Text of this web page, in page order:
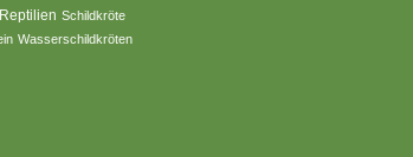
Reptilien Schildkröte
Wasserschildkröten